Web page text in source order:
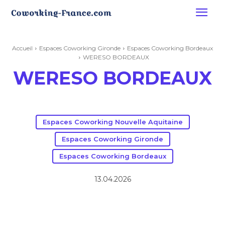
Accueil Espaces Coworking Gironde
Espaces Coworking Bordeaux
WERESO BORDEAUX
WERESO BORDEAUX
Espaces Coworking Nouvelle Aquitaine
Espaces Coworking Gironde
Espaces Coworking Bordeaux
13.04.2026